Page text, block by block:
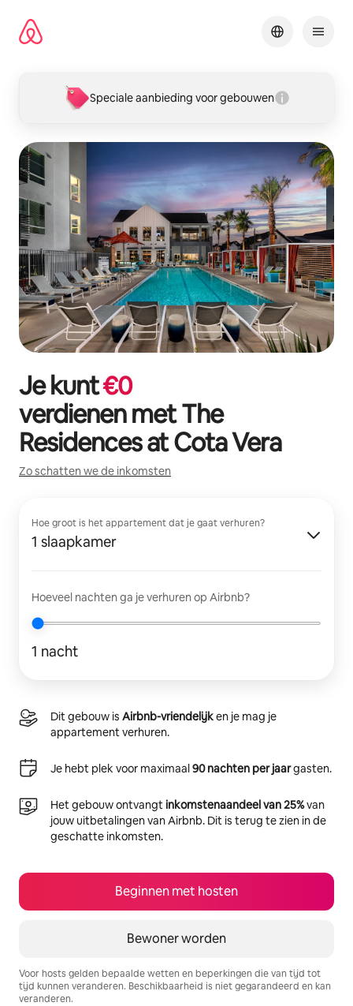
direct
naar
Speciale aanbieding voor gebouwen
Je kunt€0
verdienen metThe
Residences at Cota Vera
Zo schatten we de inkomsten
Hoe groot is het appartement dat je gaat verhuren?
1 slaapkamer
Hoeveel nachten ga je verhuren op Airbnb?
1 nacht
Dit gebouw is Airbnb-vriendelijken je mag je
appartement verhuren.
Je hebt plek voor maximaal90 nachten per jaargasten.
Het gebouw ontvangtinkomstenaandeel van 25%van
jouw uitbetalingen van Airbnb. Dit is terug te zien in de
geschatte inkomsten.
Beginnen met hosten
Bewoner worden
Voor hosts gelden bepaalde wetten en beperkingen die van tijd tot
tijd kunnen veranderen. Beschikbaarheid is niet gegarandeerd en kan
veranderen.